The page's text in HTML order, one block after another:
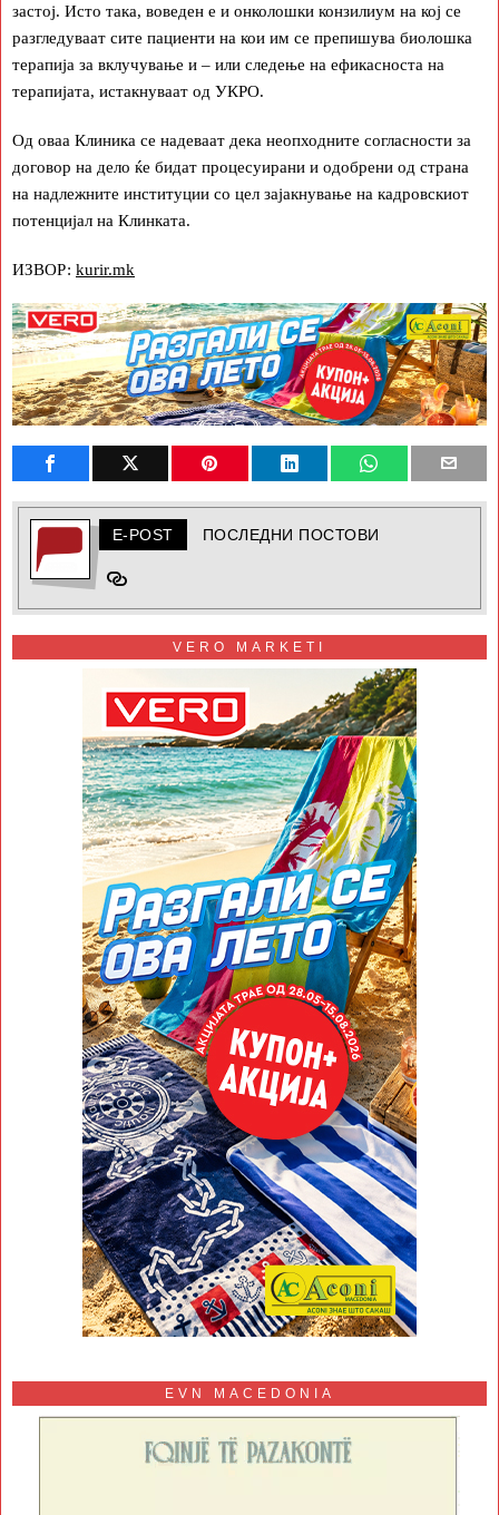
застој. Исто така, воведен е и онколошки конзилиум на кој се
разгледуваат сите пациенти на кои им се препишува биолошка
терапија за вклучување и – или следење на ефикасноста на
терапијата, истакнуваат од УКРО.
Од оваа Клиника се надеваат дека неопходните согласности за
договор на дело ќе бидат процесуирани и одобрени од страна
на надлежните институции со цел зајакнување на кадровскиот
потенцијал на Клинката.
ИЗВОР: kurir.mk
E-POST ПОСЛЕДНИ ПОСТОВИ
VERO MARKETI
EVN MACEDONIA